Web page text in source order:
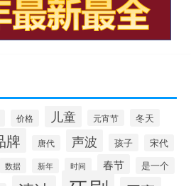
价格 儿童 元宵节 冬天
牌 唐代 声波 孩子 宋代
数据 新年 时间 春节 是一个